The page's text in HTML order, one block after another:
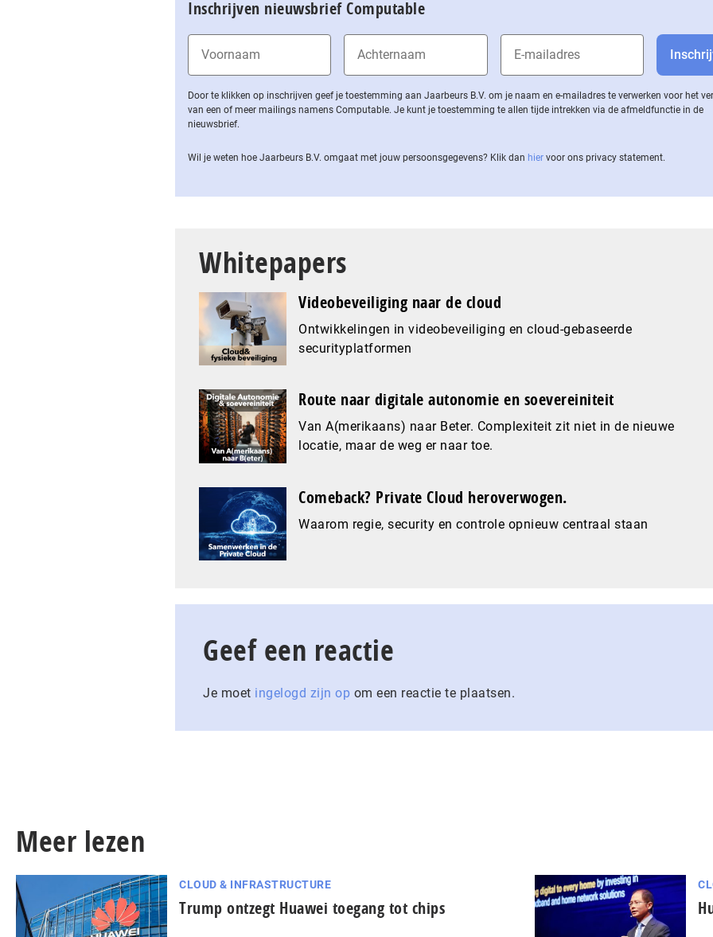
Inschrijven nieuwsbrief Computable
Door te klikken op inschrijven geef je toestemming aan Jaarbeurs B.V. om je naam en e-mailadres te verwerken voor het
van een of meer mailings namens Computable. Je kunt je toestemming te allen tijde intrekken via de af­meld­func­tie in de
nieuwsbrief.
Wil je weten hoe Jaarbeurs B.V. omgaat met jouw per­soons­ge­ge­vens? Klik dan hier voor ons privacy statement.
Whitepapers
Videobeveiliging naar de cloud
Ontwikkelingen in videobeveiliging en cloud-gebaseerde
securityplatformen
Route naar digitale autonomie en soevereiniteit
Van A(merikaans) naar Beter. Complexiteit zit niet in de nieuwe
locatie, maar de weg er naar toe.
Comeback? Private Cloud heroverwogen.
Waarom regie, security en controle opnieuw centraal staan
Geef een reactie
Je moet ingelogd zijn op om een reactie te plaatsen.
Meer lezen
CLOUD & INFRASTRUCTURE
Trump ontzegt Huawei toegang tot chips